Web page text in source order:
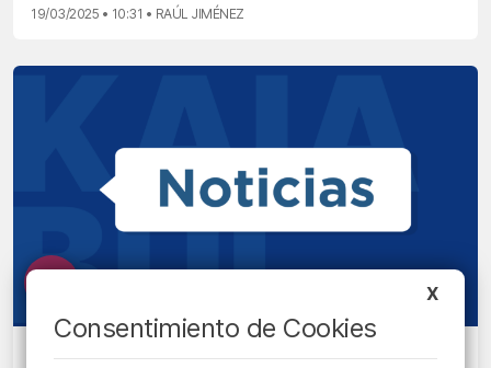
19/03/2025 • 10:31 • RAÚL JIMÉNEZ
X
Consentimiento de Cookies